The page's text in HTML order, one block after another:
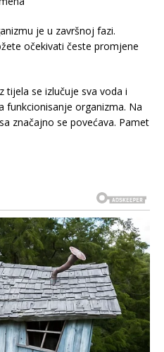
je u završnoj fazi.
očekivati česte promjene
tijela se izlučuje sva voda i
funkcionisanje organizma. Na
značajno se povećava. Pamet